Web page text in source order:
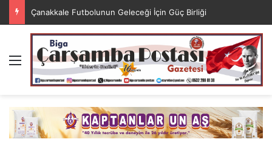
Çanakkale Futbolunun Geleceği İçin Güç Birliği
Menü